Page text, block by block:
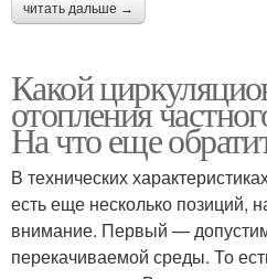
читать дальше →
Какой
отопления
На что еще
В технических
есть еще несколько позиций,
внимание. Первый —
перекачиваемой среды. То